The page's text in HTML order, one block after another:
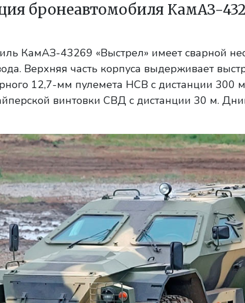
бронеавтомобиля КамАЗ-
КамАЗ-43269 «Выстрел» имеет сварной
Верхняя часть корпуса выдерживает
12,7-мм пулемета НСВ с дистанции 300
винтовки СВД с дистанции 30 м.